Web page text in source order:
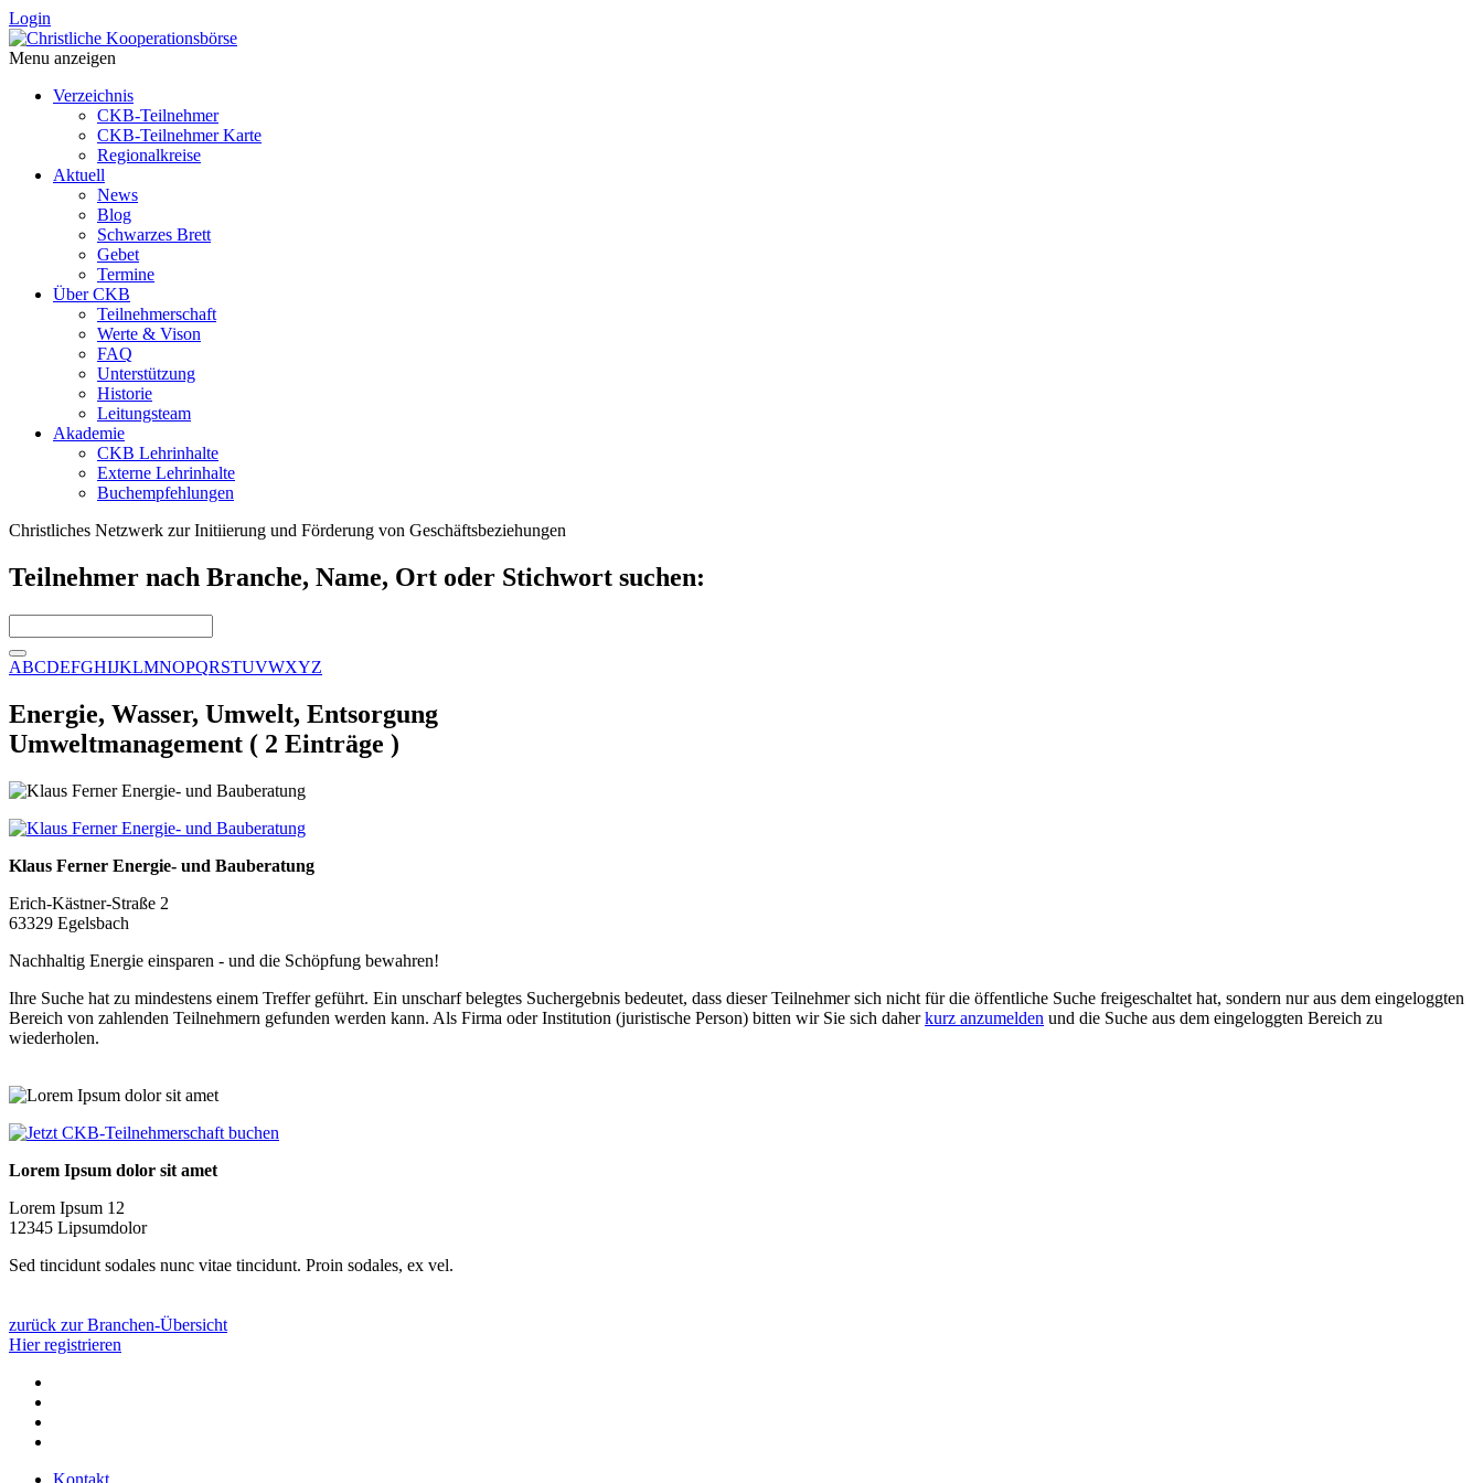
Login
Menu anzeigen
Verzeichnis
CKB-Teilnehmer
CKB-Teilnehmer Karte
Regionalkreise
Aktuell
News
Blog
Schwarzes Brett
Gebet
Termine
Über CKB
Teilnehmerschaft
Werte & Vison
FAQ
Unterstützung
Historie
Leitungsteam
Akademie
CKB Lehrinhalte
Externe Lehrinhalte
Buchempfehlungen
Christliches Netzwerk zur Initiierung und Förderung von Geschäftsbeziehungen
Teilnehmer nach Branche, Name, Ort oder Stichwort suchen:
ABCDEFGHIJKLMNOPQRSTUVWXYZ
Energie, Wasser, Umwelt, Entsorgung
Umweltmanagement ( 2 Einträge )
Klaus Ferner Energie- und Bauberatung
Erich-Kästner-Straße 2
63329 Egelsbach
Nachhaltig Energie einsparen - und die Schöpfung bewahren!
Ihre Suche hat zu mindestens einem Treffer geführt. Ein unscharf belegtes Suchergebnis bedeutet, dass dieser Teilnehmer sich nicht für die öffentliche Suche freigeschaltet hat, sondern nur aus dem eingeloggten
Bereich von zahlenden Teilnehmern gefunden werden kann. Als Firma oder Institution (juristische Person) bitten wir Sie sich daherkurz anzumelden und die Suche aus dem eingeloggten Bereich zu
wiederholen.
Lorem Ipsum dolor sit amet
Lorem Ipsum 12
12345 Lipsumdolor
Sed tincidunt sodales nunc vitae tincidunt. Proin sodales, ex vel.
zurück zur Branchen-Übersicht
Hier registrieren
Kontakt